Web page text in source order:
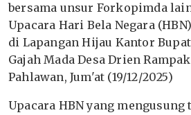
bersama unsur Forkopimda
Upacara Hari Bela Negara
di Lapangan Hijau Kantor
Gajah Mada Desa Drien
Pahlawan, Jum'at (19/12/2025)
Upacara HBN yang